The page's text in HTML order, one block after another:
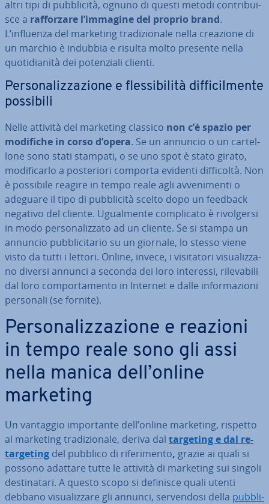
altri tipi di pub­bli­ci­tà, ognuno di questi metodi con­tri­bui­
sce a raf­for­za­re l’immagine del proprio brand.
L’influenza del marketing tra­di­zio­na­le nella creazione di
un marchio è indubbia e risulta molto presente nella
quo­ti­dia­ni­tà dei po­ten­zia­li clienti.
Per­so­na­liz­za­zio­ne e fles­si­bi­li­tà dif­fi­cil­men­te
possibili
Nelle attività del marketing classico non c’è spazio per
modifiche in corso d’opera. Se un annuncio o un car­tel­
lo­ne sono stati stampati, o se uno spot è stato girato,
mo­di­fi­car­lo a po­ste­rio­ri comporta evidenti dif­fi­col­tà. Non
è possibile reagire in tempo reale agli av­ve­ni­men­ti o
adeguare il tipo di pub­bli­ci­tà scelto dopo un feedback
negativo del cliente. Ugual­men­te com­pli­ca­to è ri­vol­ger­si
in modo per­so­na­liz­za­to ad un cliente. Se si stampa un
annuncio pub­bli­ci­ta­rio su un giornale, lo stesso viene
visto da tutti i lettori. Online, invece, i vi­si­ta­to­ri vi­sua­liz­za­
no diversi annunci a seconda dei loro interessi, ri­le­va­bi­li
dal loro com­por­ta­men­to in Internet e dalle in­for­ma­zio­ni
personali (se fornite).
Per­so­na­liz­za­zio­ne e reazioni
in tempo reale sono gli assi
nella manica dell’online
marketing
Un vantaggio im­por­tan­te dell’online marketing, rispetto
al marketing tra­di­zio­na­le, deriva dal targeting e dal re­
tar­ge­ting del pubblico di ri­fe­ri­men­to, grazie ai quali si
possono adattare tutte le attività di marketing sui singoli
de­sti­na­ta­ri. A questo scopo si definisce quali utenti
debbano vi­sua­liz­za­re gli annunci, ser­ven­do­si della pub­bli­